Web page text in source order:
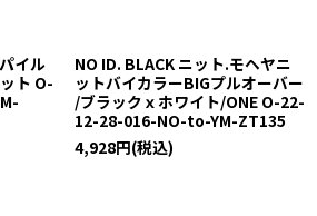
イル
ト O-
NO ID. BLACK ニット.モヘヤニ
ットバイカラーBIGプルオーバー
/ブラックｘホワイト/ONE O-22-
12-28-016-NO-to-YM-ZT135
4,928円(税込)